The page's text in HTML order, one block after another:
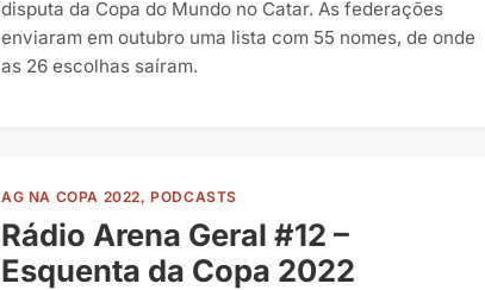
disputa da Copa do Mundo no Catar. As federações
enviaram em outubro uma lista com 55 nomes, de onde
as 26 escolhas saíram.
AG NA COPA 2022, PODCASTS
Rádio Arena Geral #12 –
Esquenta da Copa 2022